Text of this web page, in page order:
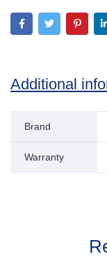
Additional
Brand
Warranty